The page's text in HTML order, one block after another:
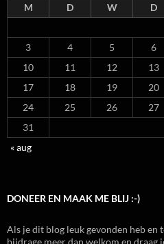
M D W D
3
4 5 6
10
11 12 13
17
18 19 20
24
25 26 27
31
« aug
DONEER EN MAAK ME BLIJ :-)
Als je dit blog leuk gevonden heb en
bijdrage meer dan welkom en draag